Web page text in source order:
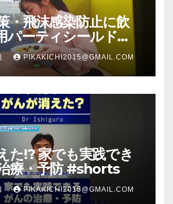
・飛沫感染防止に飲
パーティシールド
食代替品）ＦＢＣ福井
番組での紹介映像
PIKAKICHI2015@GMAIL.COM
た!? 家でも実践でき
療・予防 #shorts
PIKAKICHI2015@GMAIL.COM